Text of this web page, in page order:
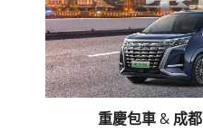
重慶包車& 成